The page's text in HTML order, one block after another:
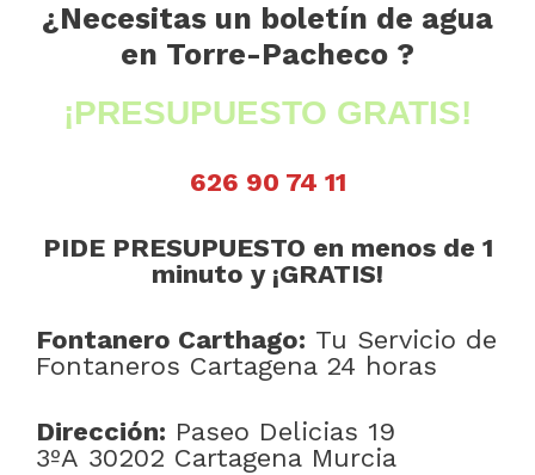
¿Necesitas un boletín de agua
en Torre-Pacheco ?
¡PRESUPUESTO GRATIS!
626 90 74 11
PIDE PRESUPUESTO en menos de 1
minuto y ¡GRATIS!
Fontanero Carthago: Tu Servicio de
Fontaneros Cartagena 24 horas
Dirección: Paseo Delicias 19
3ºA 30202 Cartagena Murcia